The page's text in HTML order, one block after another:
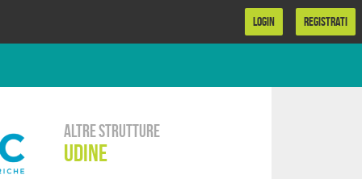
LOGIN REGISTRATI
Altre strutture
Udine